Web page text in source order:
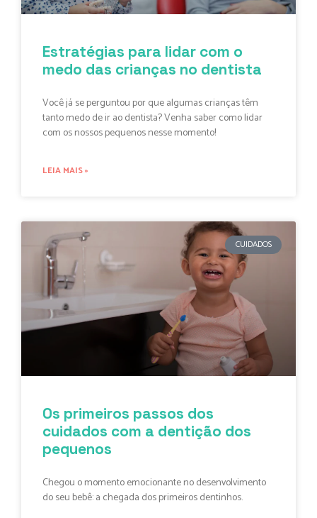
Estratégias para lidar com o
medo das crianças no dentista
Você já se perguntou por que algumas crianças têm
tanto medo de ir ao dentista? Venha saber como lidar
com os nossos pequenos nesse momento!
LEIA MAIS »
CUIDADOS
Os primeiros passos dos
cuidados com a dentição dos
pequenos
Chegou o momento emocionante no desenvolvimento
do seu bebê: a chegada dos primeiros dentinhos.